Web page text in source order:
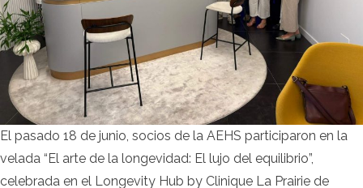
El pasado 18 de junio, socios de la AEHS participaron en la
velada “El arte de la longevidad: El lujo del equilibrio”,
celebrada en el Longevity Hub by Clinique La Prairie de